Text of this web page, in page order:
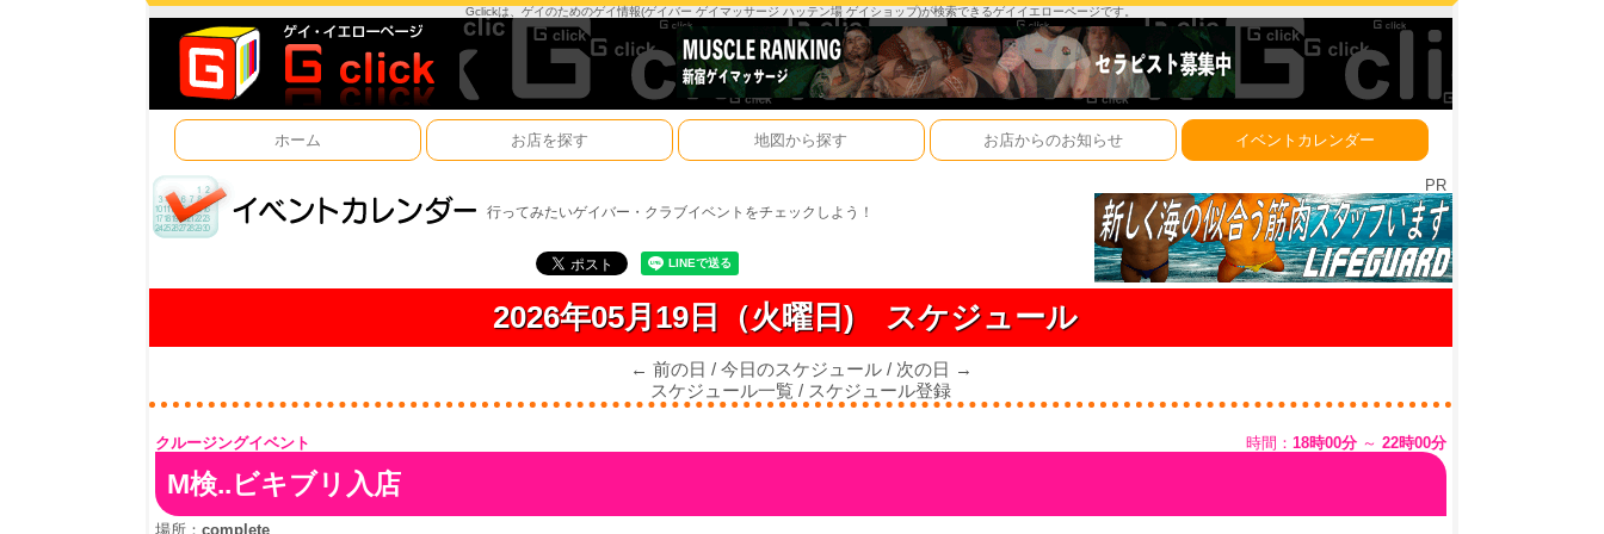
Gclickは、ゲイのためのゲイ情報(ゲイバー ゲイマッサージ ハッテン場 ゲイショップ)が検索できるゲイイエローページです。
ホーム お店を探す 地図から探す お店からのお知らせ イベントカレンダー
行ってみたいゲイバー・クラブイベントをチェックしよう！
PR
2026年05月19日（火曜日) スケジュール
← 前の日 / 今日のスケジュール/ 次の日 →
スケジュール一覧 / スケジュール登録
クルージングイベント 時間： 18時00分 ～ 22時00分
M検..ビキブリ入店
場所： complete